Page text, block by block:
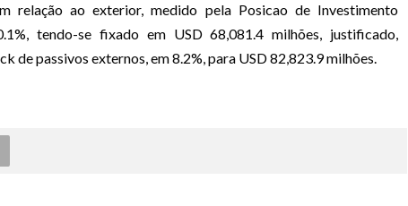
relação ao exterior, medido pela Posicao de Investimento
tendo-se fixado em USD 68,081.4 milhões, justificado,
de passivos externos, em 8.2%, para USD 82,823.9 milhões.